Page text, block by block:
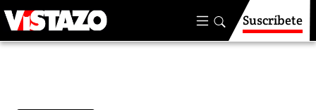
Suscríbete